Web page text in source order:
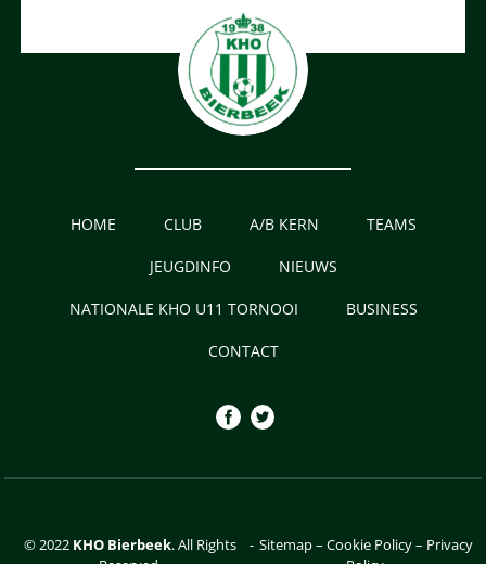
HOME CLUB A/B KERN TEAMS
JEUGDINFO NIEUWS
NATIONALE KHO U11 TORNOOI BUSINESS
CONTACT
© 2022 KHO Bierbeek. All Rights
- Sitemap–Cookie Policy– Privacy